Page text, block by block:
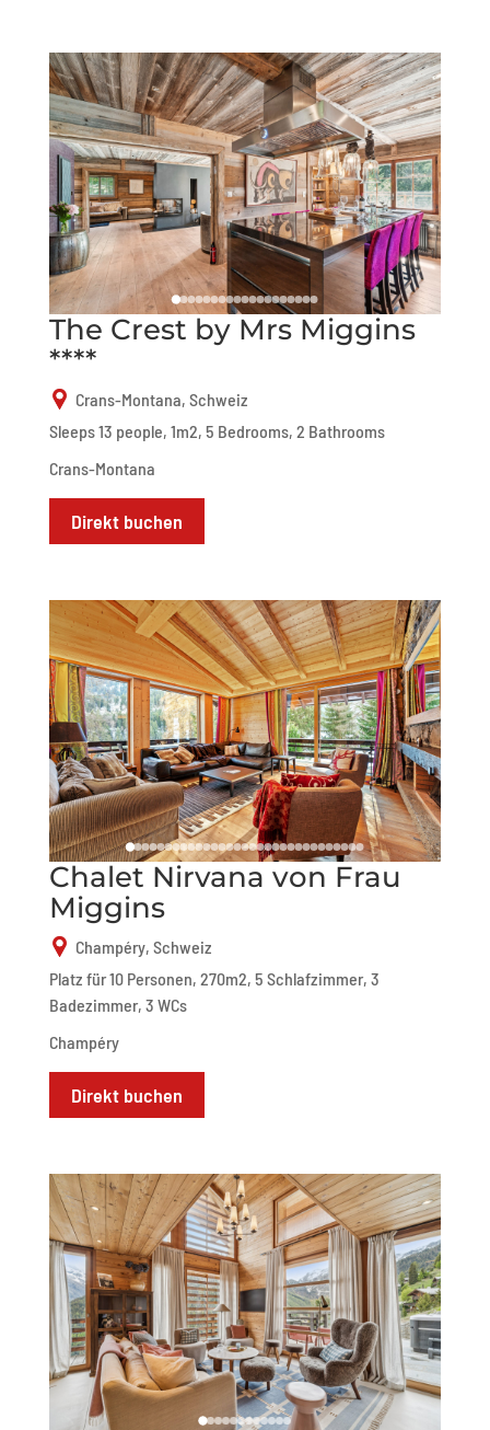
The Crest by Mrs Miggins
****
Crans-Montana, Schweiz
Sleeps 13 people, 1m2, 5 Bedrooms, 2 Bathrooms
Crans-Montana
Direkt buchen
Chalet Nirvana von Frau
Miggins
Champéry, Schweiz
Platz für 10 Personen, 270m2, 5 Schlafzimmer, 3
Badezimmer, 3 WCs
Champéry
Direkt buchen